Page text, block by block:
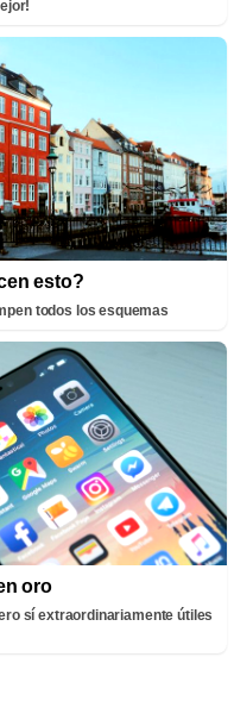
esto?
todos los esquemas
oro
sí extraordinariamente útiles